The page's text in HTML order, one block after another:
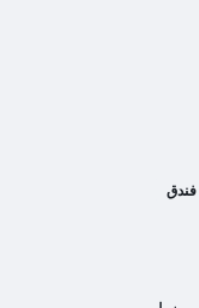
فندق